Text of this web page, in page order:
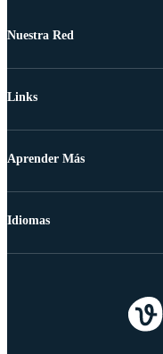
Nuestra Red
Links
Aprender Más
Idiomas